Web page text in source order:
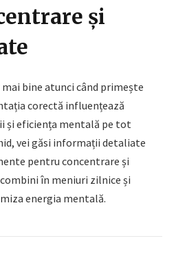
și
bine atunci când primește
corectă influențează
și eficiența mentală pe tot
vei găsi informații detaliate
pentru concentrare și
în meniuri zilnice și
energia mentală.